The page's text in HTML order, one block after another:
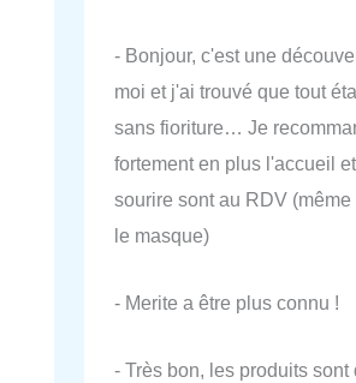
- Bonjour, c'est une
moi et j'ai trouvé que tout
sans fioriture… Je
fortement en plus l'accueil
sourire sont au RDV (même
le masque)
- Merite a être plus connu !
- Très bon, les produits sont